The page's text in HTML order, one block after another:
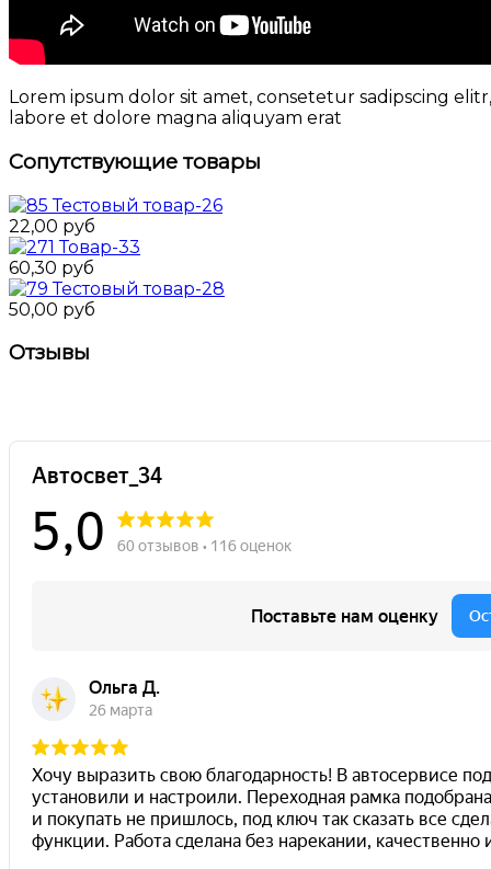
Lorem ipsum dolor sit amet, consetetur sadipscing
labore et dolore magna aliquyam erat
Сопутствующие товары
Тестовый товар-26
22,00 руб
Товар-33
60,30 руб
Тестовый товар-28
50,00 руб
Отзывы